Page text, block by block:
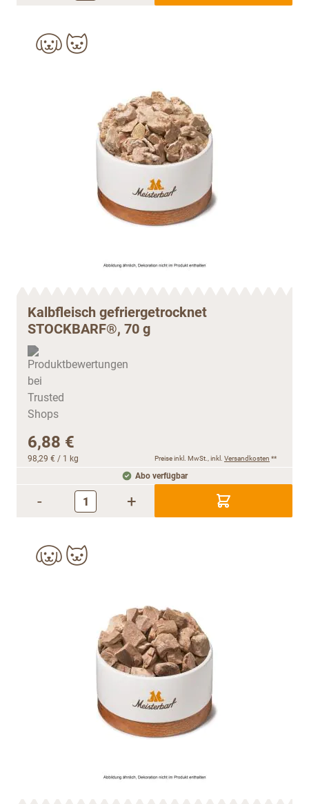
Kalbfleisch gefriergetrocknet
STOCKBARF®, 70 g
6,88 €
98,29 € / 1 kg Preise inkl. MwSt., inkl. Versandkosten **
Abo verfügbar
- +